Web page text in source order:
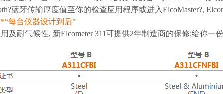
蓝牙传输厚度值至你的检查应用程序或进入ElcoMaster?,
每台仪器设计到后”
耐气候性, 新Elcometer 311可提供2年制造商的保修;给你一